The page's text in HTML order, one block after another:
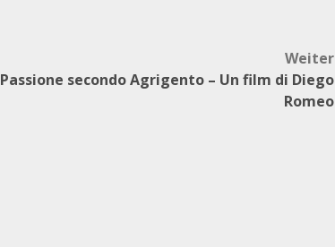
Weiter
Passione secondo Agrigento – Un film di Diego
Romeo